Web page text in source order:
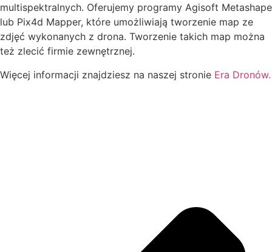
multispektralnych. Oferujemy programy Agisoft Metashape
lub Pix4d Mapper, które umożliwiają tworzenie map ze
zdjęć wykonanych z drona. Tworzenie takich map można
też zlecić firmie zewnętrznej.
Więcej informacji znajdziesz na naszej stronie Era Dronów.